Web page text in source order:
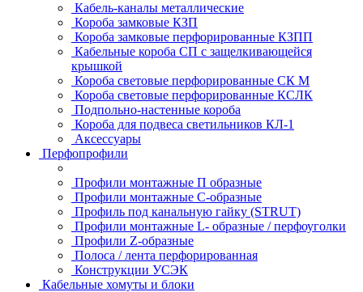
Кабель-каналы металлические
Короба замковые КЗП
Короба замковые перфорированные КЗПП
Кабельные короба СП с защелкивающейся
крышкой
Короба световые перфорированные СК М
Короба световые перфорированные КСЛК
Подпольно-настенные короба
Короба для подвеса светильников КЛ-1
Аксессуары
Перфопрофили
Профили монтажные П образные
Профили монтажные C-образные
Профиль под канальную гайку (STRUT)
Профили монтажные L- образные / перфоуголки
Профили Z-образные
Полоса / лента перфорированная
Конструкции УСЭК
Кабельные хомуты и блоки